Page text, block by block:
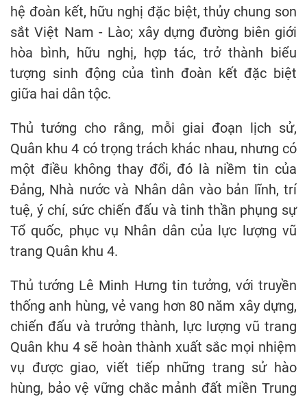
hệ đoàn kết, hữu nghị đặc biệt, thủy chung son
sắt Việt Nam - Lào; xây dựng đường biên giới
hòa bình, hữu nghị, hợp tác, trở thành biểu
tượng sinh động của tình đoàn kết đặc biệt
giữa hai dân tộc.
Thủ tướng cho rằng, mỗi giai đoạn lịch sử,
Quân khu 4 có trọng trách khác nhau, nhưng có
một điều không thay đổi, đó là niềm tin của
Đảng, Nhà nước và Nhân dân vào bản lĩnh, trí
tuệ, ý chí, sức chiến đấu và tinh thần phụng sự
Tổ quốc, phục vụ Nhân dân của lực lượng vũ
trang Quân khu 4.
Thủ tướng Lê Minh Hưng tin tưởng, với truyền
thống anh hùng, vẻ vang hơn 80 năm xây dựng,
chiến đấu và trưởng thành, lực lượng vũ trang
Quân khu 4 sẽ hoàn thành xuất sắc mọi nhiệm
vụ được giao, viết tiếp những trang sử hào
hùng, bảo vệ vững chắc mảnh đất miền Trung